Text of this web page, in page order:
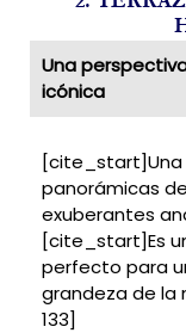
Una
icónica
[cite_start]Una
panorámicas
exuberantes
[cite_start]Es
perfecto para
grandeza de la
133]